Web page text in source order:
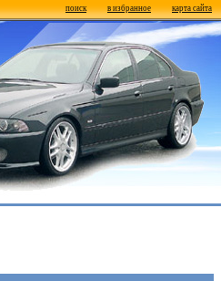
поиск в избранное карта сайта